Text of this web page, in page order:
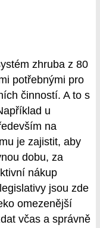
zhruba z 80
potřebnými pro
činností. A to s
u
na
je zajistit, aby
dobu, za
nákup
jsou zde
omezenější
včas a správně